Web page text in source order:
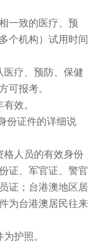
一致的医疗、预
个机构）试用时间
疗、预防、保健
可报考。
效。
证件的详细说
人员的有效身份
证、军官证、警官
证；台港澳地区居
为台港澳居民往来
护照。